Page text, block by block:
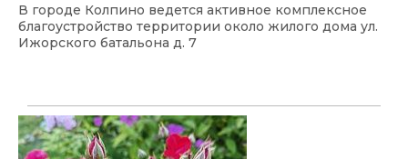
В городе Колпино ведется активное комплексное
благоустройство территории около жилого дома ул.
Ижорского батальона д. 7